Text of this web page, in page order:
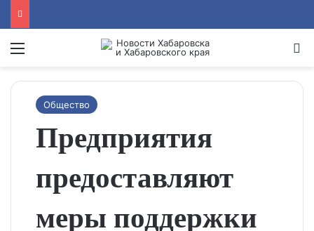
Menu
Общество
Предприятия
предоставляют
меры поддержки